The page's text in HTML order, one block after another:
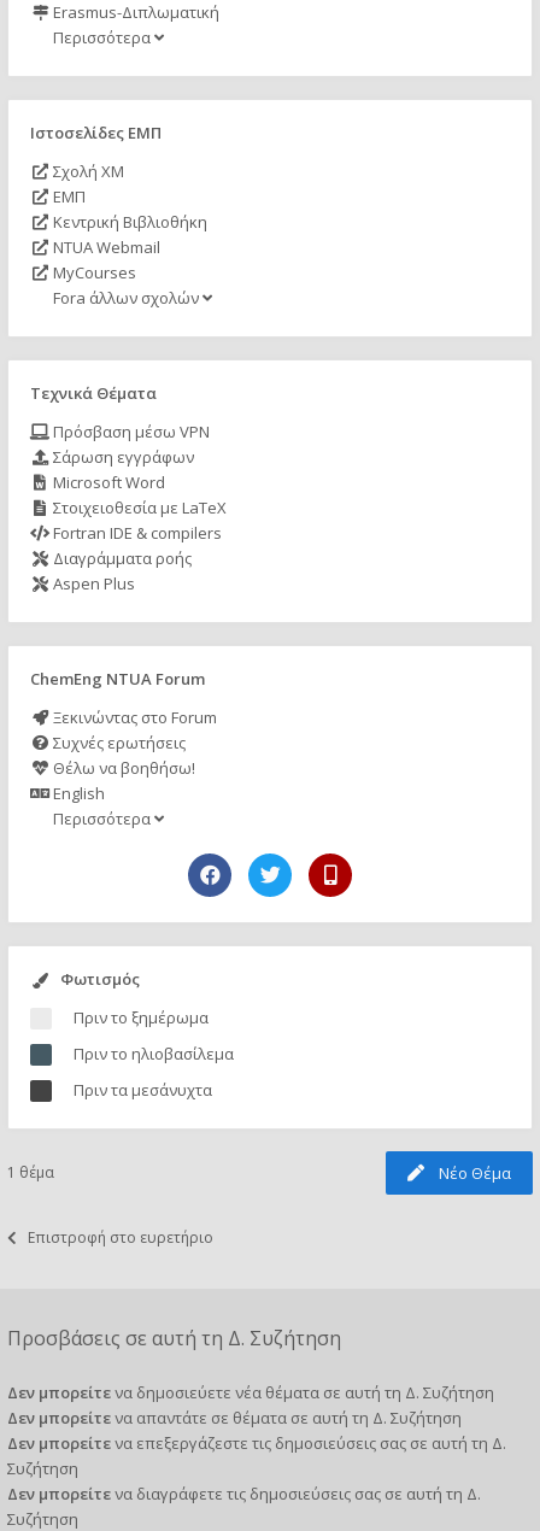
Erasmus-Διπλωματική
Περισσότερα
Ιστοσελίδες ΕΜΠ
Σχολή ΧΜ
ΕΜΠ
Κεντρική Βιβλιοθήκη
NTUA Webmail
MyCourses
Fora άλλων σχολών
Τεχνικά Θέματα
Πρόσβαση μέσω VPN
Σάρωση εγγράφων
Microsoft Word
Στοιχειοθεσία με LaTeX
Fortran IDE & compilers
Διαγράμματα ροής
Aspen Plus
ChemEng NTUA Forum
Ξεκινώντας στο Forum
Συχνές ερωτήσεις
Θέλω να βοηθήσω!
English
Περισσότερα
Φωτισμός
Πριν το ξημέρωμα
Πριν το ηλιοβασίλεμα
Πριν τα μεσάνυχτα
Νέο Θέμα
1 θέμα
Επιστροφή στο ευρετήριο
Προσβάσεις σε αυτή τη Δ. Συζήτηση
Δεν μπορείτενα δημοσιεύετε νέα θέματα σε αυτή τη Δ. Συζήτηση
Δεν μπορείτενα απαντάτε σε θέματα σε αυτή τη Δ. Συζήτηση
Δεν μπορείτενα επεξεργάζεστε τις δημοσιεύσεις σας σε αυτή τη Δ.
Συζήτηση
Δεν μπορείτενα διαγράφετε τις δημοσιεύσεις σας σε αυτή τη Δ.
Συζήτηση